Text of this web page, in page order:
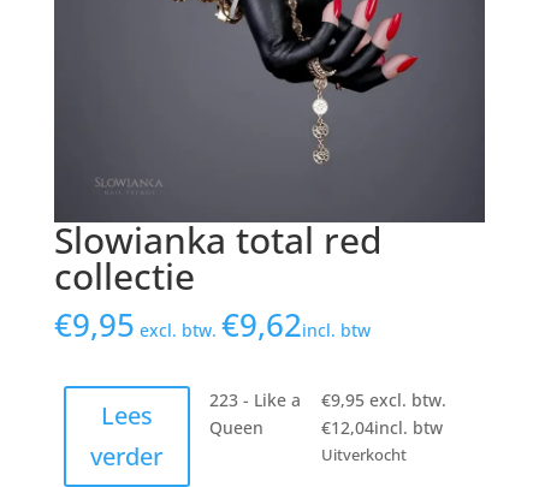
Slowianka total red
collectie
€9,95 excl. btw. €9,62incl. btw
Lees
verder
223 - Like a
Queen
€9,95 excl. btw.
€12,04incl. btw
Uitverkocht